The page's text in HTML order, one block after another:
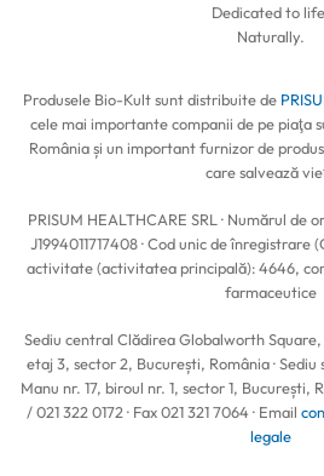
Substanțe active
Pentru flora vaginală
Dedicated to
Naturally.
Produsele Bio-Kult sunt distribuite de
cele mai importante companii de pe piaţa
România și un important furnizor de
care salvează
PRISUM HEALTHCARE SRL · Numărul de
J1994011717408 · Cod unic de înregistrare
activitate (activitatea principală): 4646,
farmaceutice
Sediu central Clădirea Globalworth
etaj 3, sector 2, București, România ·
Manu nr. 17, biroul nr. 1, sector 1, București,
/ 021 322 0172 · Fax 021 321 7064 · Email
legale